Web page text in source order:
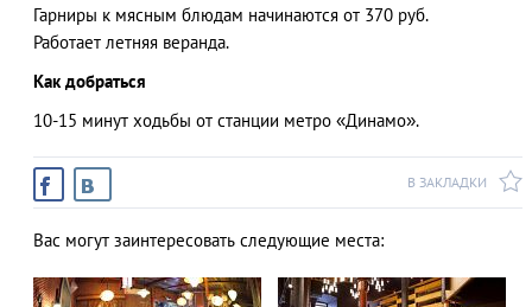
Гарниры к мясным блюдам начинаются от 370 руб.
Работает летняя веранда.
Как добраться
10-15 минут ходьбы от станции метро «Динамо».
В ЗАКЛАДКИ
Вас могут заинтересовать следующие места: